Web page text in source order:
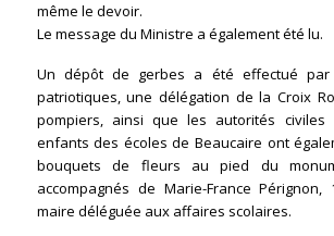
même le devoir.
Le message du Ministre a également été lu.
Un dépôt de gerbes a été effectué par
patriotiques, une délégation de la Croix
pompiers, ainsi que les autorités civiles
enfants des écoles de Beaucaire ont
bouquets de fleurs au pied du
accompagnés de Marie-France
maire déléguée aux affaires scolaires.